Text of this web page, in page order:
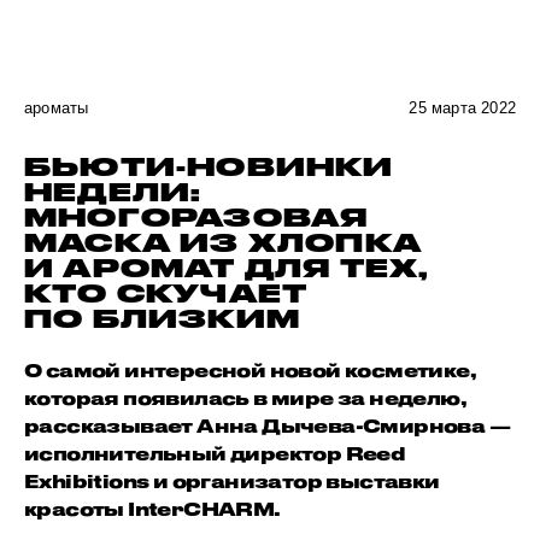
ароматы 25 марта 2022
БЬЮТИ-НОВИНКИ
НЕДЕЛИ:
МНОГОРАЗОВАЯ
МАСКА ИЗ ХЛОПКА
И АРОМАТ ДЛЯ ТЕХ,
КТО СКУЧАЕТ
ПО БЛИЗКИМ
О самой интересной новой косметике,
которая появилась в мире за неделю,
рассказывает Анна Дычева-Смирнова —
исполнительный директор Reed
Exhibitions и организатор выставки
красоты InterCHARM.